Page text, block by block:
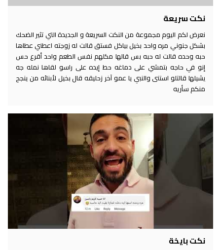
نكت سريعة
نعرض لكم اليوم مجموعة من النكت السريعة و الجديدة التي تثير الضحك
بشكل جنوني مره واحد بخيل بياكل فستق قالت له زوجته اعطني عطاها
حبه وحده قالت له حبه بس قالها مكلهم نفس الطعم واحد أقرع حس
إنو في حاجه بتمشي على دماغه حط إيده على راسو لقاها نمله جه
يشيلها قالتلو استنى والنبي يا عمو آخر زحليقه قال بخيل لأبنائه من ينجح
منكم سأريه
نكت بايخة